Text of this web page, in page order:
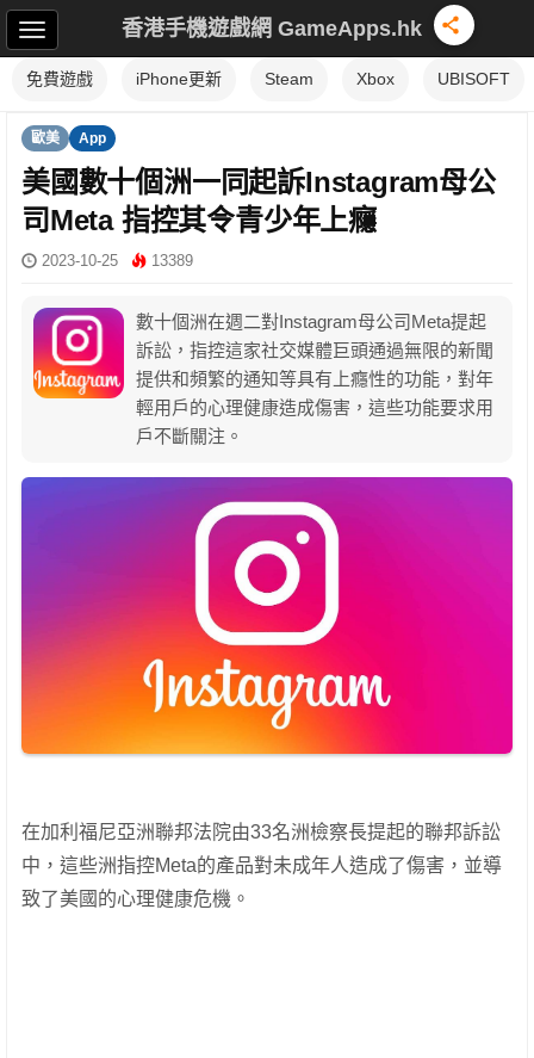
香港手機遊戲網 GameApps.hk
免費遊戲 iPhone更新 Steam Xbox UBISOFT
歐美 App
美國數十個洲一同起訴Instagram母公
司Meta 指控其令青少年上癮
2023-10-25 13389
數十個洲在週二對Instagram母公司Meta提起
訴訟，指控這家社交媒體巨頭通過無限的新聞
提供和頻繁的通知等具有上癮性的功能，對年
輕用戶的心理健康造成傷害，這些功能要求用
戶不斷關注。
在加利福尼亞洲聯邦法院由33名洲檢察長提起的聯邦訴訟
中，這些洲指控Meta的產品對未成年人造成了傷害，並導
致了美國的心理健康危機。